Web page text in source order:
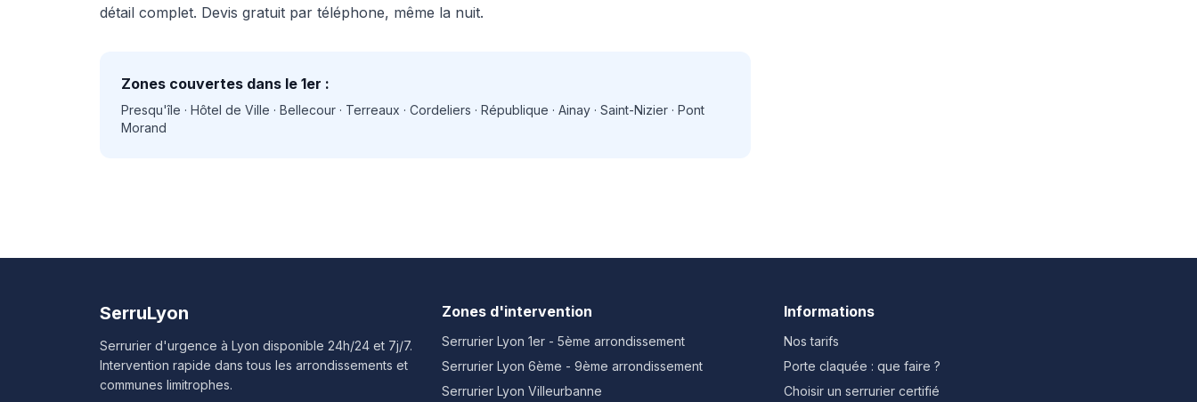
détail complet. Devis gratuit par téléphone, même la nuit.
Zones couvertes dans le 1er :
Presqu'île · Hôtel de Ville · Bellecour · Terreaux · Cordeliers · République · Ainay · Saint-Nizier · Pont
Morand
SerruLyon
Serrurier d'urgence à Lyon disponible 24h/24 et 7j/7.
Intervention rapide dans tous les arrondissements et
communes limitrophes.
Zones d'intervention
Serrurier Lyon 1er - 5ème arrondissement
Serrurier Lyon 6ème - 9ème arrondissement
Serrurier Lyon Villeurbanne
Informations
Nos tarifs
Porte claquée : que faire ?
Choisir un serrurier certifié